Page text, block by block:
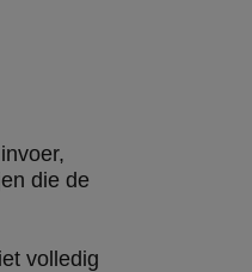
die de
volledig